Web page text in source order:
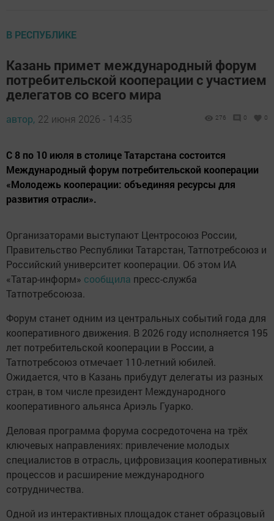
В РЕСПУБЛИКЕ
Казань примет международный форум
потребительской кооперации с участием
делегатов со всего мира
автор, 22 июня 2026 - 14:35 276 0 0
С 8 по 10 июля в столице Татарстана состоится
Международный форум потребительской кооперации
«Молодежь кооперации: объединяя ресурсы для
развития отрасли».
Организаторами выступают Центросоюз России,
Правительство Республики Татарстан, Татпотребсоюз и
Российский университет кооперации. Об этом ИА
«Татар-информ» сообщила пресс-служба
Татпотребсоюза.
Форум станет одним из центральных событий года для
кооперативного движения. В 2026 году исполняется 195
лет потребительской кооперации в России, а
Татпотребсоюз отмечает 110-летний юбилей.
Ожидается, что в Казань прибудут делегаты из разных
стран, в том числе президент Международного
кооперативного альянса Ариэль Гуарко.
Деловая программа форума сосредоточена на трёх
ключевых направлениях: привлечение молодых
специалистов в отрасль, цифровизация кооперативных
процессов и расширение международного
сотрудничества.
Одной из интерактивных площадок станет образцовый